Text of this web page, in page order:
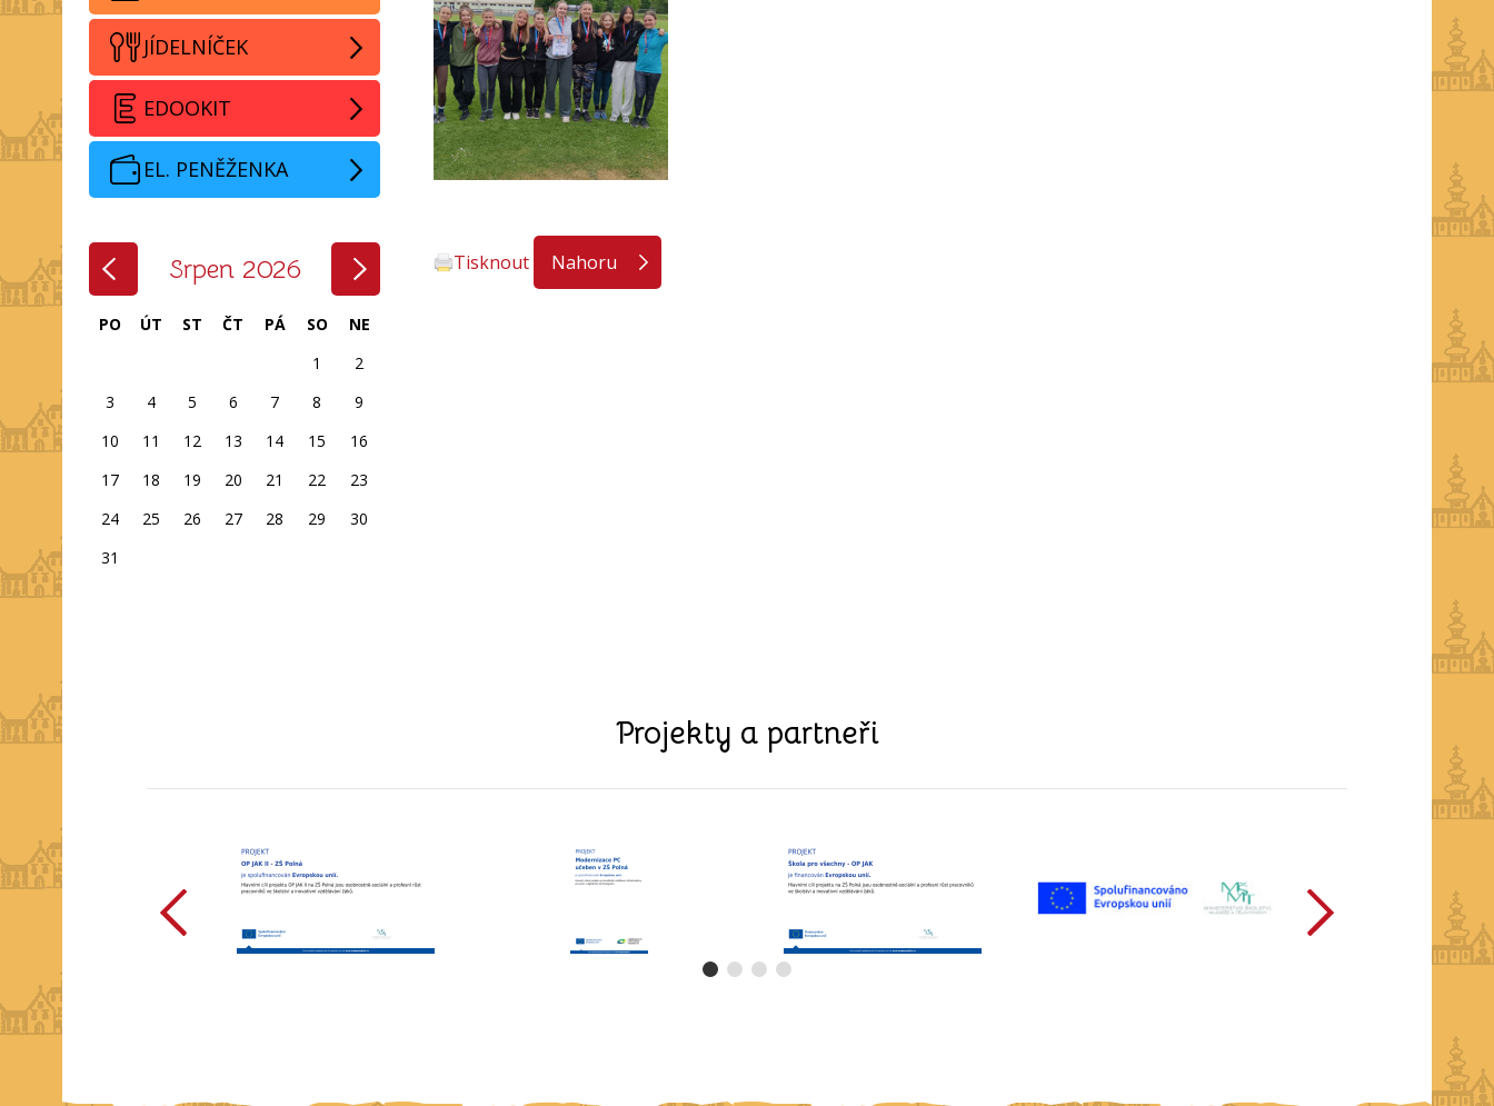
Tisknout Nahoru
JÍDELNÍČEK
EDOOKIT
EL. PENĚŽENKA
Srpen 2026
PO ÚT ST ČT PÁ SO
NE
1
2
3
4 5 6 7 8
9
10
11 12 13 14 15
16
17
18 19 20 21 22
23
24
25 26 27 28 29
30
31
Projekty a partneři
předchozí